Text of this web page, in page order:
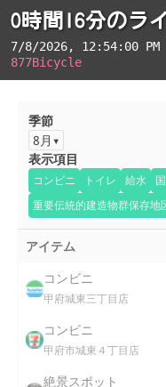
0時間16分のラ
7/8/2026, 12:54:00 PM
877Bicycle
季節
8月
表示項目
コンビニ トイレ 給水
重要伝統的建造物群保存地
アイテム
コンビニ
甲府城東三丁目店
コンビニ
甲府市城東４丁目店
絶景スポット